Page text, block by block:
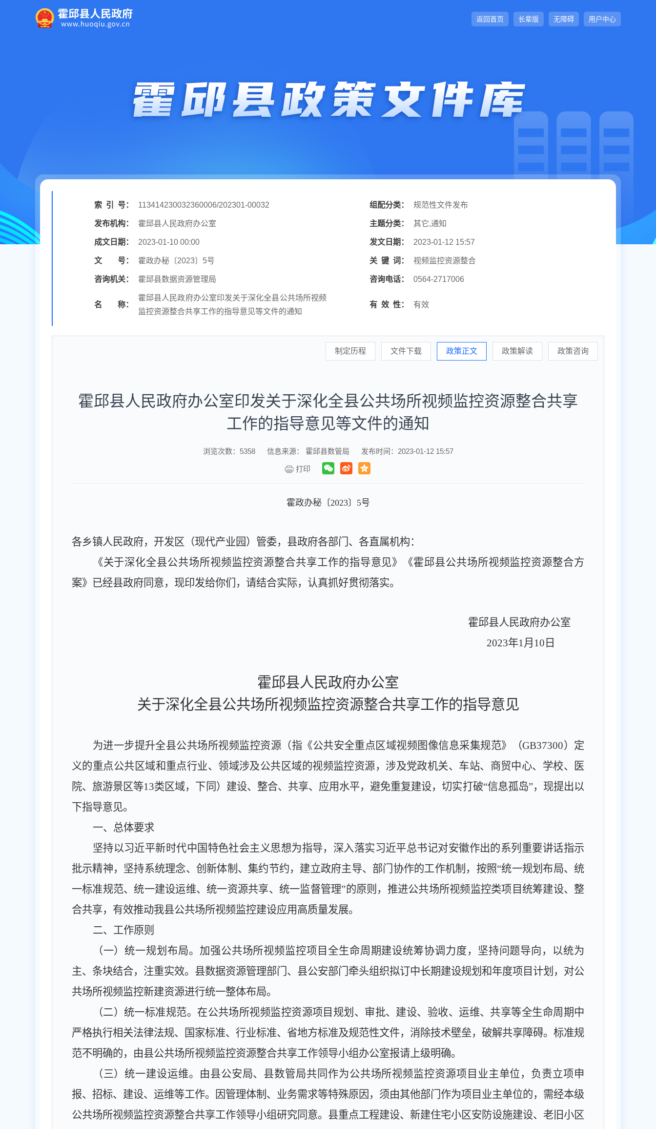
返回首页 长辈版 无障碍 用户中心
索 引 号： 113414230032360006/202301-00032 组配分类： 规范性文件发布
发布机构： 霍邱县人民政府办公室 主题分类： 其它,通知
成文日期： 2023-01-10 00:00 发文日期： 2023-01-12 15:57
文 号： 霍政办秘〔2023〕5号 关 键 词： 视频监控资源整合
咨询机关： 霍邱县数据资源管理局 咨询电话： 0564-2717006
名 称：
霍邱县人民政府办公室印发关于深化全县公共场所视频
监控资源整合共享工作的指导意见等文件的通知
有 效 性： 有效
制定历程 文件下载 政策正文 政策解读 政策咨询
霍邱县人民政府办公室印发关于深化全县公共场所视频监控资源整合共享
工作的指导意见等文件的通知
浏览次数： 5358 信息来源： 霍邱县数管局 发布时间：2023-01-12 15:57
打印
霍政办秘〔2023〕 5号
各乡镇人民政府，开发区（现代产业园）管委，县政府各部门、各直属机构：
《关于深化全县公共场所视频监控资源整合共享工作的指导意见》《霍邱县公共场所视频监控资源整合方
案》已经县政府同意，现印发给你们，请结合实际，认真抓好贯彻落实。
霍邱县人民政府办公室
2023年1月 10 日
霍邱县人民政府办公室
关于深化全县公共场所视频监控资源整合共享工作的指导意见
为进一步提升全县公共场所视频监控资源（指《公共安全重点区域视频图像信息采集规范》（GB37300）定
义的重点公共区域和重点行业、领域涉及公共区域的视频监控资源，涉及党政机关、车站、商贸中心、学校、医
院、旅游景区等13类区域，下同）建设、整合、共享、应用水平，避免重复建设，切实打破“信息孤岛”，现提出以
下指导意见。
一、总体要求
坚持以习近平新时代中国特色社会主义思想为指导，深入落实习近平总书记对安徽作出的系列重要讲话指示
批示精神，坚持系统理念、创新体制、集约节约，建立政府主导、部门协作的工作机制，按照“统一规划布局、统
一标准规范、统一建设运维、统一资源共享、统一监督管理”的原则，推进公共场所视频监控类项目统筹建设、整
合共享，有效推动我县公共场所视频监控建设应用高质量发展。
二、工作原则
（一）统一规划布局。 加强公共场所视频监控项目全生命周期建设统筹协调力度，坚持问题导向，以统为
主、条块结合，注重实效。县数据资源管理部门、县公安部门牵头组织拟订中长期建设规划和年度项目计划，对公
共场所视频监控新建资源进行统一整体布局。
（二）统一标准规范。 在公共场所视频监控资源项目规划、审批、建设、验收、运维、共享等全生命周期中
严格执行相关法律法规、国家标准、行业标准、省地方标准及规范性文件，消除技术壁垒，破解共享障碍。标准规
范不明确的，由县公共场所视频监控资源整合共享工作领导小组办公室报请上级明确。
（三）统一建设运维。 由县公安局、县数管局共同作为公共场所视频监控资源项目业主单位，负责立项申
报、招标、建设、运维等工作。因管理体制、业务需求等特殊原因，须由其他部门作为项目业主单位的，需经本级
公共场所视频监控资源整合共享工作领导小组研究同意。县重点工程建设、新建住宅小区安防设施建设、老旧小区